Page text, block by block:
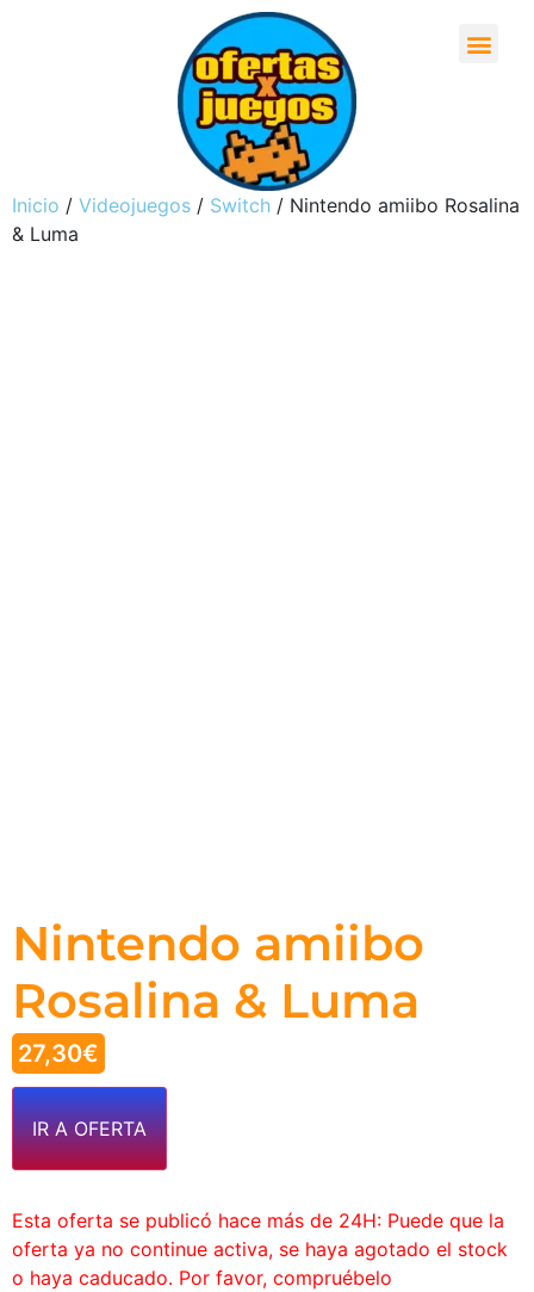
Inicio / Videojuegos / Switch / Nintendo amiibo Rosalina
& Luma
Nintendo amiibo
Rosalina & Luma
27,30€
IR A OFERTA
Esta oferta se publicó hace más de 24H: Puede que la
oferta ya no continue activa, se haya agotado el stock
o haya caducado. Por favor, compruébelo